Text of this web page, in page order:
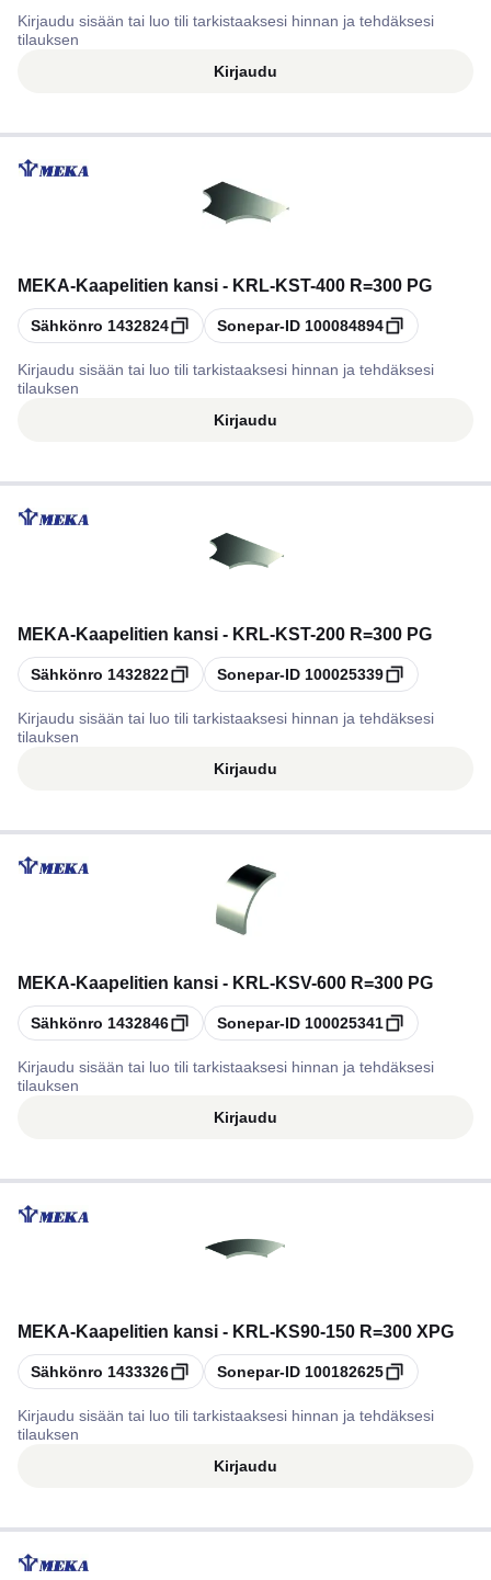
Kirjaudu sisään tai luo tili tarkistaaksesi hinnan ja tehdäksesi
tilauksen
Kirjaudu
MEKA-Kaapelitien kansi - KRL-KST-400 R=300 PG
Kopioi
Sähkönro 1432824 Kopioi
Sonepar-ID 100084894
Kirjaudu sisään tai luo tili tarkistaaksesi hinnan ja tehdäksesi
tilauksen
Kirjaudu
MEKA-Kaapelitien kansi - KRL-KST-200 R=300 PG
Kopioi
Sähkönro 1432822 Kopioi
Sonepar-ID 100025339
Kirjaudu sisään tai luo tili tarkistaaksesi hinnan ja tehdäksesi
tilauksen
Kirjaudu
MEKA-Kaapelitien kansi - KRL-KSV-600 R=300 PG
Kopioi
Sähkönro 1432846 Kopioi
Sonepar-ID 100025341
Kirjaudu sisään tai luo tili tarkistaaksesi hinnan ja tehdäksesi
tilauksen
Kirjaudu
MEKA-Kaapelitien kansi - KRL-KS90-150 R=300 XPG
Kopioi
Sähkönro 1433326 Kopioi
Sonepar-ID 100182625
Kirjaudu sisään tai luo tili tarkistaaksesi hinnan ja tehdäksesi
tilauksen
Kirjaudu